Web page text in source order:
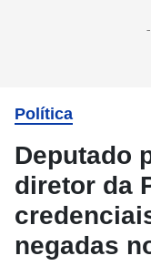
Política
Deputado
diretor da
negadas